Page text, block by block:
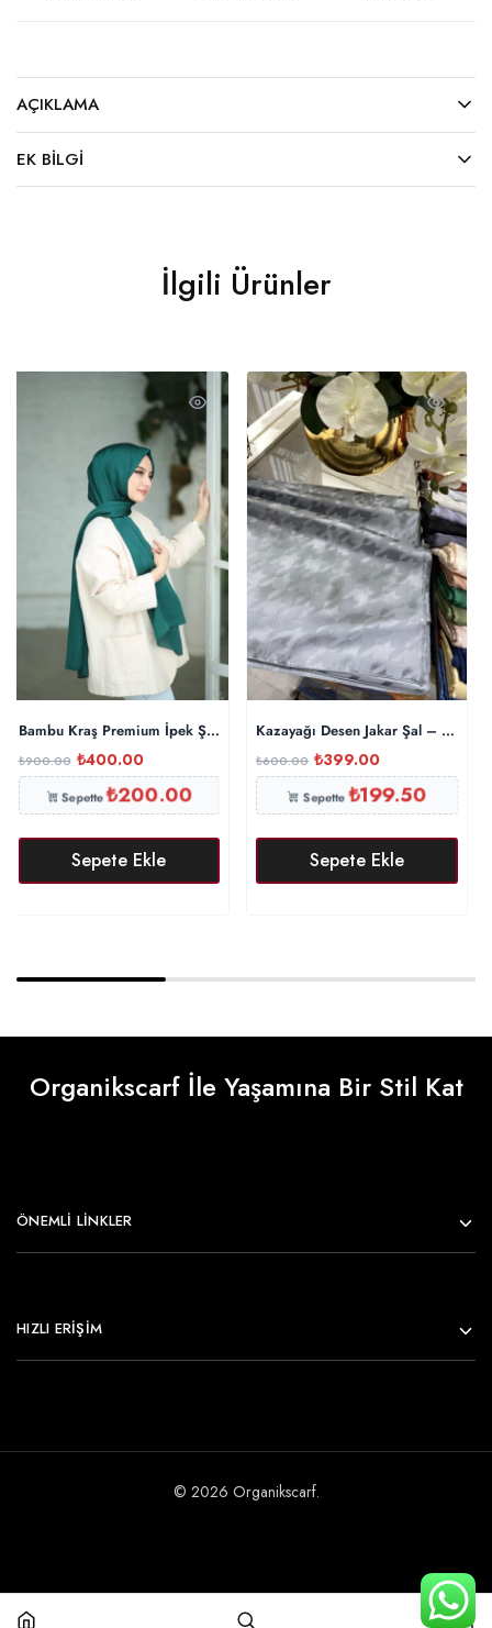
AÇIKLAMA
EK BILGI
İlgili Ürünler
Bambu Kraş Premium İpek Şal – Zümrüt
₺900.00 ₺400.00
Sepette₺200.00
Sepete Ekle
Kazayağı Desen Jakar Şal – Füme
₺600.00 ₺399.00
Sepette₺199.50
Sepete Ekle
Organikscarf İle Yaşamına Bir Stil Kat
ÖNEMLI LINKLER
HIZLI ERİŞİM
© 2026 Organikscarf.